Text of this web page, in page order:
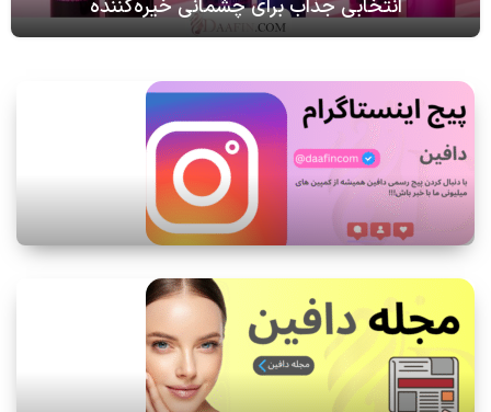
25
ریمل آبی ضد آب اسنس Essence Crazy Volume؛
انتخابی جذاب برای چشمانی خیره‌کننده